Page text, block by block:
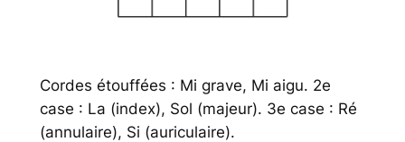
Cordes étouffées : Mi grave, Mi aigu. 2e
case : La (index), Sol (majeur). 3e case : Ré
(annulaire), Si (auriculaire).